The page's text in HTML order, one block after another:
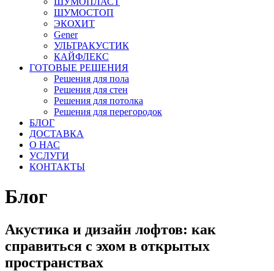
ШУМОСТОП
ЭКОХИТ
Gener
УЛЬТРАКУСТИК
КАЙФЛЕКС
ГОТОВЫЕ РЕШЕНИЯ
Решения для пола
Решения для стен
Решения для потолка
Решения для перегородок
БЛОГ
ДОСТАВКА
О НАС
УСЛУГИ
КОНТАКТЫ
Блог
Акустика и дизайн лофтов: как
справиться с эхом в открытых
пространствах